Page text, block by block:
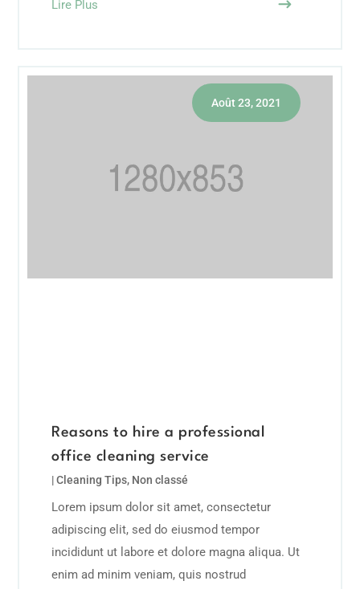
Lire Plus
Reasons to hire a professional
office cleaning service
Août 23, 2021
|Cleaning Tips, Non classé
Lorem ipsum dolor sit amet, consectetur
adipiscing elit, sed do eiusmod tempor
incididunt ut labore et dolore magna aliqua. Ut
enim ad minim veniam, quis nostrud